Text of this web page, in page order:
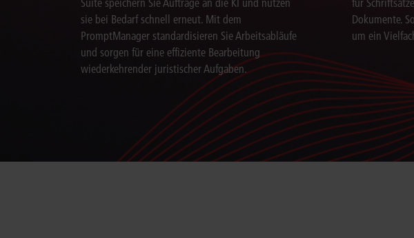
Suite speichern Sie Aufträge an die KI und nutzen
sie bei Bedarf schnell erneut. Mit dem
PromptManager standardisieren Sie Arbeitsabläufe
und sorgen für eine effiziente Bearbeitung
wiederkehrender juristischer Aufgaben.
für
Dokumente.
um ein